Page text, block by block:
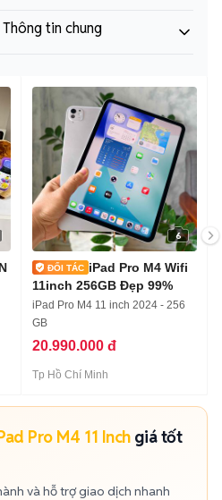
tin chung
6
iPad Pro M4 Wifi
11inch 256GB Đẹp 99%
iPad Pro M4 11 inch 2024 - 256
GB
20.990.000 đ
Tp Hồ Chí Minh
Pro M4 11 Inchgiá tốt
và hỗ trợ giao dịch nhanh